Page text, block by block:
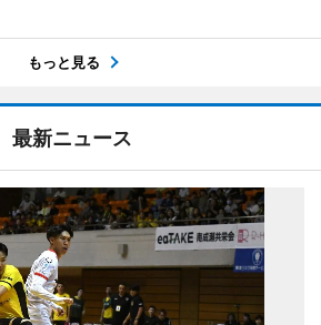
もっと見る
最新ニュース